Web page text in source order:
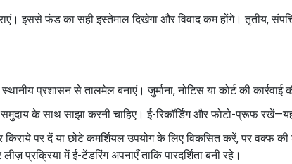
इससे फंड का सही इस्तेमाल दिखेगा और विवाद कम होंगे। तृतीय,
प्रशासन से तालमेल बनाएं। जुर्माना, नोटिस या कोर्ट की
समुदाय के साथ साझा करनी चाहिए। ई-रिकॉर्डिंग और फोटो-प्रूफ
पर दें या छोटे कमर्शियल उपयोग के लिए विकसित करें, पर वक्फ की
प्रक्रिया में ई-टेंडरिंग अपनाएँ ताकि पारदर्शिता बनी रहे।